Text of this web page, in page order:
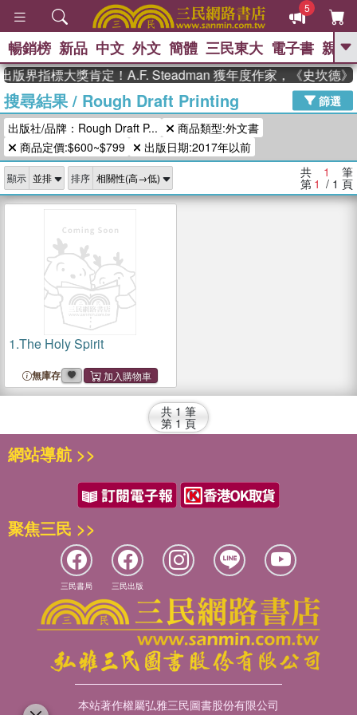
5
GO
熱搜： 東野圭吾 The Odyssey 、
父親節 、 如果歷史是一群喵 、 暑期
推薦 、 國際布克獎 臺灣漫遊錄
念華 、 台灣的李登輝時代
孩：黎曼猜想 、 偉大的迷走神經
暢銷榜 新品 中文 外文 簡體 三民東大 電子書 親子
版界指標大獎肯定！A.F. Steadman 獲年度作家，《史坎德》
搜尋結果/ Rough Draft Printing
篩選
出版社/品牌：Rough Draft P...
商品類型:外文書
商品定價:$600~$799
出版日期:2017年以前
顯示 排序 共 1 筆
第 1 / 1 頁
1.The Holy Spirit
無庫存
共 1 筆
第 1 頁
網站導航 >>
聚焦三民 >>
三民書局 三民出版
本站著作權屬弘雅三民圖書股份有限公司